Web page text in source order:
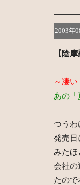
2003年
【陰
～凄い
あの
つうわ
発売日
みたほ
会社の
たの